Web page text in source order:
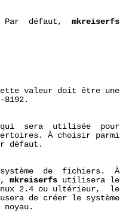
Par  défaut,
mkreiserfs
valeur doit être une
8192.
qui  sera  utilisée  pour
À choisir parmi
défaut.
de  fichiers.  À
mkreiserfs utilisera le
2.4 ou ultérieur,  le
de créer le système
noyau.